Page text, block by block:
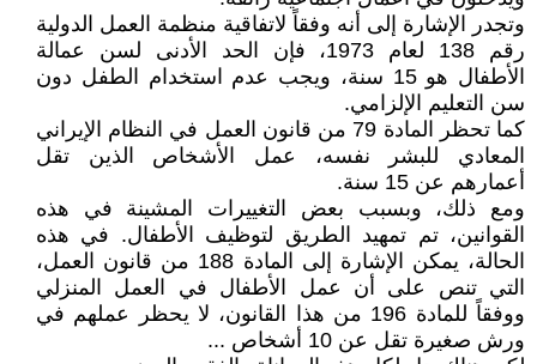
وتجدر الإشارة إلى أنه وفقاً لاتفاقية منظمة العمل الدولية
رقم 138 لعام 1973، فإن الحد الأدنى لسن عمالة
الأطفال هو 15 سنة، ويجب عدم استخدام الطفل دون
سن التعليم الإلزامي.
كما تحظر المادة 79 من قانون العمل في النظام الإيراني
المعادي للبشر نفسه، عمل الأشخاص الذين تقل
أعمارهم عن 15 سنة.
ومع ذلك، وبسبب بعض التغييرات المشينة في هذه
القوانين، تم تمهيد الطريق لتوظيف الأطفال. في هذه
الحالة، يمكن الإشارة إلى المادة 188 من قانون العمل،
التي تنص على أن عمل الأطفال في العمل المنزلي
ووفقاً للمادة 196 من هذا القانون، لا يحظر عملهم في
ورش صغيرة تقل عن 10 أشخاص ...